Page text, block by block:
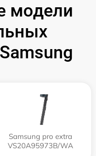
модели
Samsung pro extra
VS20A95973B/WA